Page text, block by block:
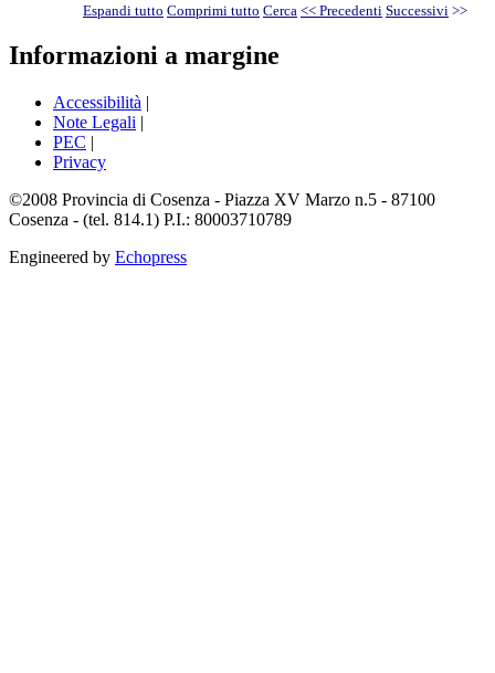
Espandi tutto Comprimi tutto Cerca << Precedenti Successivi >>
Informazioni a margine
Accessibilità |
Note Legali |
PEC |
Privacy
©2008 Provincia di Cosenza - Piazza XV Marzo n.5 - 87100
Cosenza - (tel. 814.1) P.I.: 80003710789
Engineered by Echopress